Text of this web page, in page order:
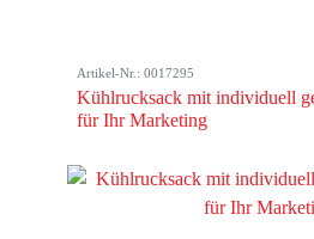
Artikel-Nr.: 0017295
Kühlrucksack mit individuell
für Ihr Marketing